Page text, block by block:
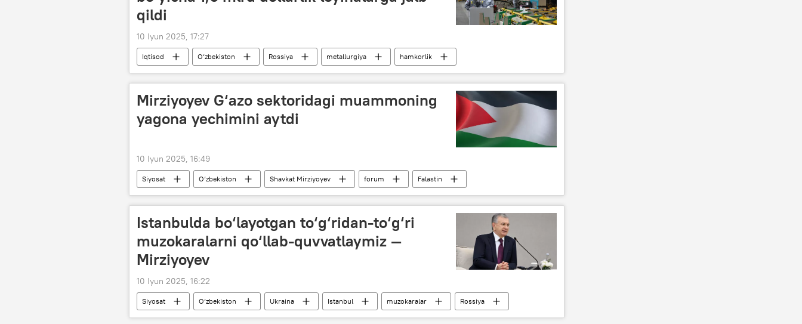
qildi
10 Iyun 2025, 17:27
Iqtisod O‘zbekiston Rossiya metallurgiya hamkorlik
Mirziyoyev G‘azo sektoridagi muammoning
yagona yechimini aytdi
10 Iyun 2025, 16:49
Siyosat O‘zbekiston Shavkat Mirziyoyev forum Falastin
Istanbulda bo‘layotgan to‘g‘ridan-to‘g‘ri
muzokaralarni qo‘llab-quvvatlaymiz —
Mirziyoyev
10 Iyun 2025, 16:22
Siyosat O‘zbekiston Ukraina Istanbul muzokaralar
Rossiya
forum
Shavkat Mirziyoyev Rossiyaning Donbassdagi maxsus harbiy operatsiyasi